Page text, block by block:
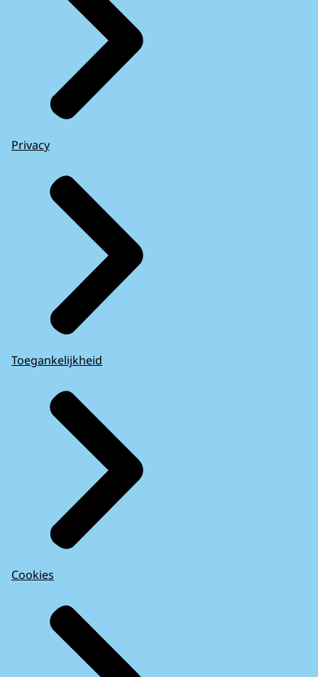
Privacy
Toegankelijkheid
Cookies